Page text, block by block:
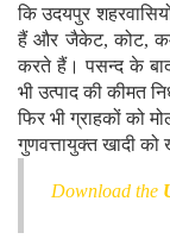
कि उदयपुर
हैं और जैकेट, कोट,
करते हैं। पसन्द के
भी उत्पाद की कीमत
फिर भी ग्राहकों को
गुणवत्तायुक्त खादी
Download the